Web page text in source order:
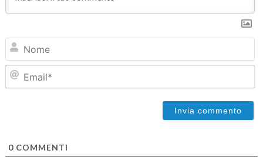
0COMMENTI